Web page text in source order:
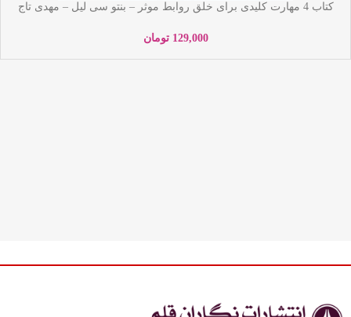
کتاب 4 مهارت کلیدی برای خلق روابط موثر – بنتو سی لیل – مهدی تاج
129,000 تومان